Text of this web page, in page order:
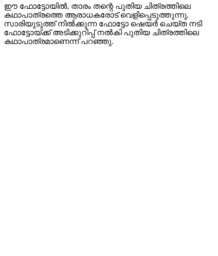
ഈ ഫോട്ടോയിൽ, താരം തന്റെ പുതിയ ചിത്രത്തിലെ
കഥാപാത്രത്തെ ആരാധകരോട് വെളിപ്പെടുത്തുന്നു.
സാരിയുടുത്ത് നിൽക്കുന്ന ഫോട്ടോ ഷെയർ ചെയ്ത നടി
ഫോട്ടോയ്ക്ക് അടിക്കുറിപ്പ് നൽകി പുതിയ ചിത്രത്തിലെ
കഥാപാത്രമാണെന്ന് പറഞ്ഞു.